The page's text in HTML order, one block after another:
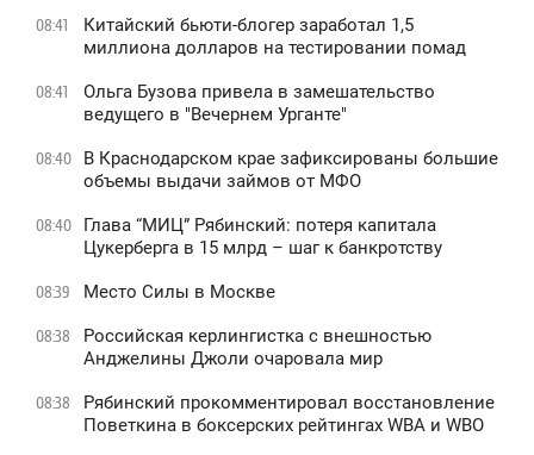
08:41
Китайский бьюти-блогер заработал 1,5
миллиона долларов на тестировании помад
08:41
Ольга Бузова привела в замешательство
ведущего в "Вечернем Урганте"
08:40
В Краснодарском крае зафиксированы большие
объемы выдачи займов от МФО
08:40
Глава “МИЦ” Рябинский: потеря капитала
Цукерберга в 15 млрд – шаг к банкротству
08:39 Место Силы в Москве
08:38
Российская керлингистка с внешностью
Анджелины Джоли очаровала мир
08:38
Рябинский прокомментировал восстановление
Поветкина в боксерских рейтингах WBA и WBO